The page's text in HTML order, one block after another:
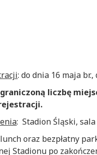
: do dnia 16 maja br.,
liczbę
: Stadion Śląski,
oraz bezpłatny
Stadionu po